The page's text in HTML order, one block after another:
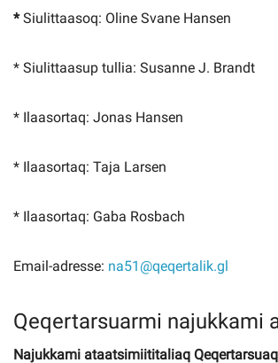
*Siulittaasoq: Oline Svane Hansen
* Siulittaasup tullia: Susanne J. Brandt
* Ilaasortaq: Jonas Hansen
* Ilaasortaq: Taja Larsen
* Ilaasortaq: Gaba Rosbach
Email-adresse: na51@qeqertalik.gl
Qeqertarsuarmi najukkami
Najukkami ataatsimiititaliaq Qeqertarsuaq